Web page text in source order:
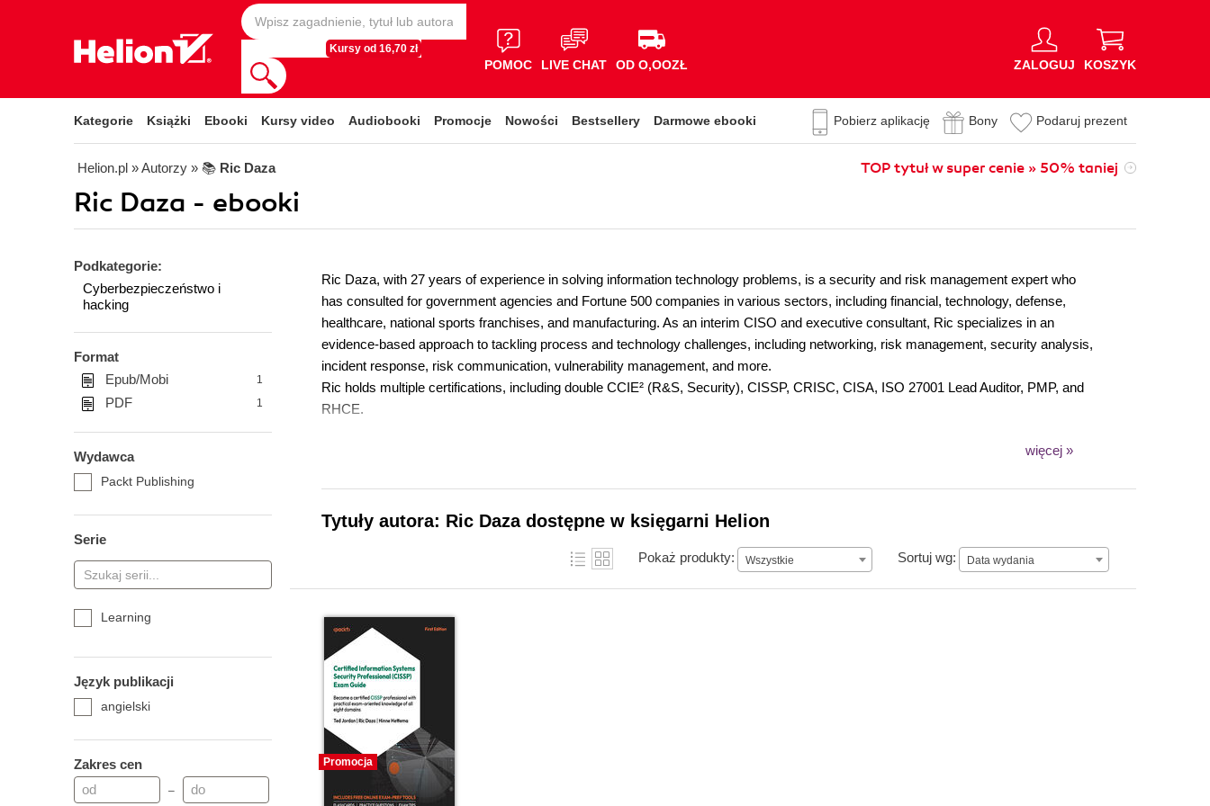
Kursy od 16,70 zł
POMOC LIVE CHAT OD O,OOZŁ ZALOGUJ KOSZYK
Kategorie Książki Ebooki Kursy video Audiobooki Promocje Nowości Bestsellery Darmowe ebooki Pobierz aplikację Bony Podaruj prezent
Helion.pl » Autorzy » 📚 Ric Daza TOP tytuł w super cenie » 50% taniej
Ric Daza - ebooki
Podkategorie:
Cyberbezpieczeństwo i
hacking
Format
Epub/Mobi
1
PDF 1
Wydawca
Packt Publishing
Serie
Learning
Język publikacji
angielski
Zakres cen
–
Ric Daza, with 27 years of experience in solving information technology problems, is a security and risk management expert who
has consulted for government agencies and Fortune 500 companies in various sectors, including financial, technology, defense,
healthcare, national sports franchises, and manufacturing. As an interim CISO and executive consultant, Ric specializes in an
evidence-based approach to tackling process and technology challenges, including networking, risk management, security analysis,
incident response, risk communication, vulnerability management, and more.
Ric holds multiple certifications, including double CCIE² (R&S, Security), CISSP, CRISC, CISA, ISO 27001 Lead Auditor, PMP, and
RHCE.
więcej »
Tytuły autora: Ric Daza dostępne w księgarni Helion
Pokaż produkty: Wszystkie Sortuj wg: Data wydania
Data wydania
Promocja